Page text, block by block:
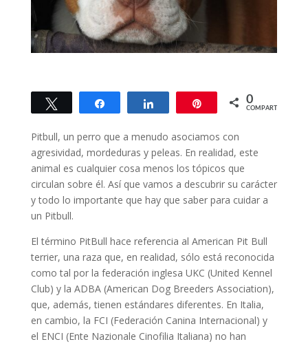
Twittear Compartir Compartir 0
COMPARTIR
Pitbull, un perro que a menudo asociamos con
agresividad, mordeduras y peleas. En realidad, este
animal es cualquier cosa menos los tópicos que
circulan sobre él. Así que vamos a descubrir su carácter
y todo lo importante que hay que saber para cuidar a
un Pitbull.
El término PitBull hace referencia al American Pit Bull
terrier, una raza que, en realidad, sólo está reconocida
como tal por la federación inglesa UKC (United Kennel
Club) y la ADBA (American Dog Breeders Association),
que, además, tienen estándares diferentes. En Italia,
en cambio, la FCI (Federación Canina Internacional) y
el ENCI (Ente Nazionale Cinofilia Italiana) no han